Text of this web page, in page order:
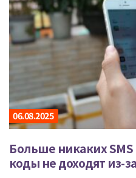
06.08.2025
Больше никаких SMS
коды не доходят из-